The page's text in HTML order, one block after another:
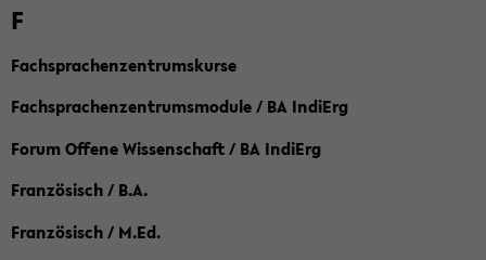
F
Fachsprachenzentrumskurse
Fachsprachenzentrumsmodule / BA IndiErg
Forum Offene Wissenschaft / BA IndiErg
Französisch / B.A.
Französisch / M.Ed.